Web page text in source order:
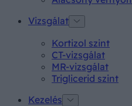
Vizsgálat
Kortizol szint
CT-vizsgálat
MR-vizsgálat
Triglicerid szint
Kezelés